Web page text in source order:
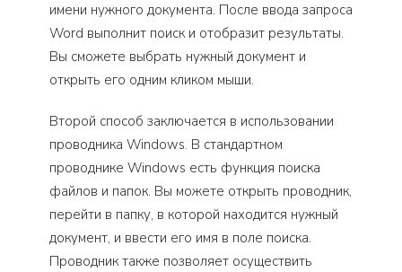
имени нужного документа. После ввода запроса
Word выполнит поиск и отобразит результаты.
Вы сможете выбрать нужный документ и
открыть его одним кликом мыши.
Второй способ заключается в использовании
проводника Windows. В стандартном
проводнике Windows есть функция поиска
файлов и папок. Вы можете открыть проводник,
перейти в папку, в которой находится нужный
документ, и ввести его имя в поле поиска.
Проводник также позволяет осуществить